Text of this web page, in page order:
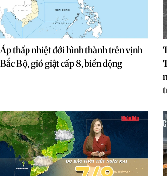
Áp thấp nhiệt đới hình thành trên vịnh
Bắc Bộ, gió giật cấp 8, biển động